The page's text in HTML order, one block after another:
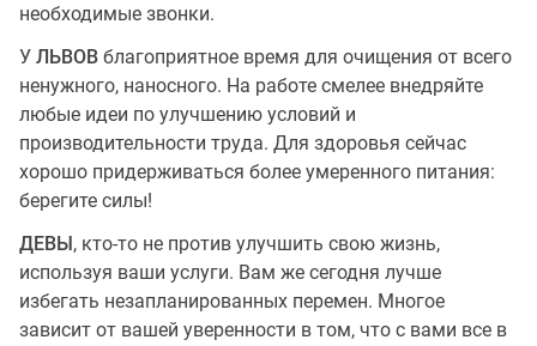
необходимые звонки.
У ЛЬВОВ благоприятное время для очищения от всего
ненужного, наносного. На работе смелее внедряйте
любые идеи по улучшению условий и
производительности труда. Для здоровья сейчас
хорошо придерживаться более умеренного питания:
берегите силы!
ДЕВЫ, кто-то не против улучшить свою жизнь,
используя ваши услуги. Вам же сегодня лучше
избегать незапланированных перемен. Многое
зависит от вашей уверенности в том, что с вами все в